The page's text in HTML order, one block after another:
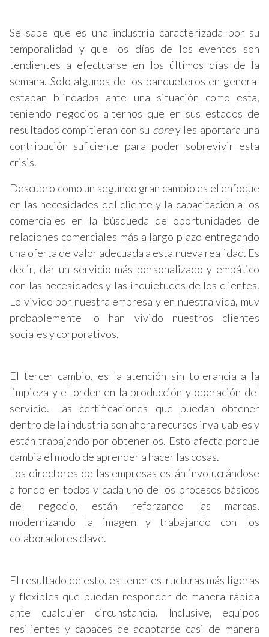
Se sabe que es una industria caracterizada por su
temporalidad y que los días de los eventos son
tendientes a efectuarse en los últimos días de la
semana. Solo algunos de los banqueteros en general
estaban blindados ante una situación como esta,
teniendo negocios alternos que en sus estados de
resultados compitieran con su corey les aportara una
contribución suficiente para poder sobrevivir esta
crisis.
Descubro como un segundo gran cambio es el enfoque
en las necesidades del cliente y la capacitación a los
comerciales en la búsqueda de oportunidades de
relaciones comerciales más a largo plazo entregando
una oferta de valor adecuada a esta nueva realidad. Es
decir, dar un servicio más personalizado y empático
con las necesidades y las inquietudes de los clientes.
Lo vivido por nuestra empresa y en nuestra vida, muy
probablemente lo han vivido nuestros clientes
sociales y corporativos.
El tercer cambio, es la atención sin tolerancia a la
limpieza y el orden en la producción y operación del
servicio. Las certificaciones que puedan obtener
dentro de la industria son ahora recursos invaluables y
están trabajando por obtenerlos. Esto afecta porque
cambia el modo de aprender a hacer las cosas.
Los directores de las empresas están involucrándose
a fondo en todos y cada uno de los procesos básicos
del negocio, están reforzando las marcas,
modernizando la imagen y trabajando con los
colaboradores clave.
El resultado de esto, es tener estructuras más ligeras
y flexibles que puedan responder de manera rápida
ante cualquier circunstancia. Inclusive, equipos
resilientes y capaces de adaptarse casi de manera